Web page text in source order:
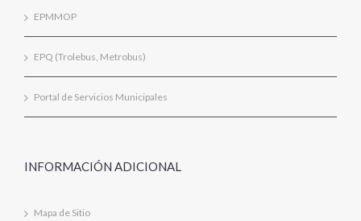
EPMMOP
EPQ (Trolebus, Metrobus)
Portal de Servicios Municipales
INFORMACIÓN ADICIONAL
Mapa de Sitio